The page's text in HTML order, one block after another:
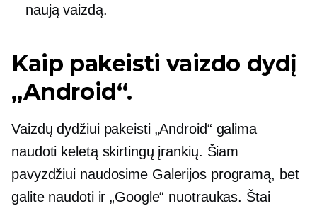
naują vaizdą.
Kaip pakeisti vaizdo dydį
„Android“.
Vaizdų dydžiui pakeisti „Android“ galima
naudoti keletą skirtingų įrankių. Šiam
pavyzdžiui naudosime Galerijos programą, bet
galite naudoti ir „Google“ nuotraukas. Štai